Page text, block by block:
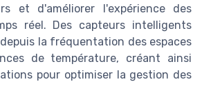
et d'améliorer l'expérience des
réel. Des capteurs intelligents
la fréquentation des espaces
de température, créant ainsi
pour optimiser la gestion des